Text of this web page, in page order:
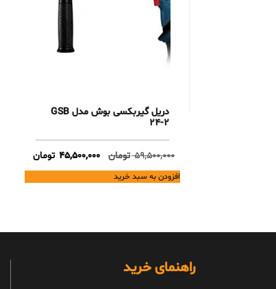
دریل گیربکسی بوش مدل GSB
24-2
59,500,000 تومان
Original
price
was:
45,500,000 تومانCurrent
price
is:
افزودن به سبد خرید
راهنمای خرید